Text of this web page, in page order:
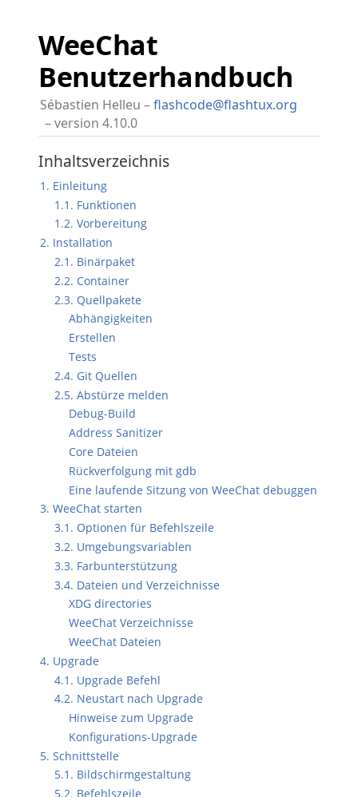
WeeChat
Benutzerhandbuch
Sébastien Helleu
flashcode@flashtux.org
version 4.10.0
Inhaltsverzeichnis
1. Einleitung
1.1. Funktionen
1.2. Vorbereitung
2. Installation
2.1. Binärpaket
2.2. Container
2.3. Quellpakete
Abhängigkeiten
Erstellen
Tests
2.4. Git Quellen
2.5. Abstürze melden
Debug-Build
Address Sanitizer
Core Dateien
Rückverfolgung mit gdb
Eine laufende Sitzung von WeeChat debuggen
3. WeeChat starten
3.1. Optionen für Befehlszeile
3.2. Umgebungsvariablen
3.3. Farbunterstützung
3.4. Dateien und Verzeichnisse
XDG directories
WeeChat Verzeichnisse
WeeChat Dateien
4. Upgrade
4.1. Upgrade Befehl
4.2. Neustart nach Upgrade
Hinweise zum Upgrade
Konfigurations-Upgrade
5. Schnittstelle
5.1. Bildschirmgestaltung
5.2. Befehlszeile